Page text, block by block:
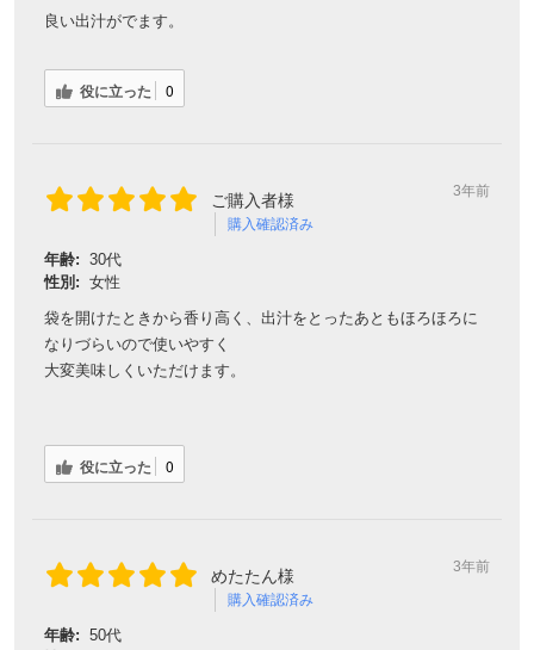
良い出汁がでます。
役に立った 0
ご購入者様
購入確認済み
3年前
年齢: 30代
性別: 女性
袋を開けたときから香り高く、出汁をとったあともほろほろに
なりづらいので使いやすく
大変美味しくいただけます。
役に立った 0
めたたん様
購入確認済み
3年前
年齢: 50代